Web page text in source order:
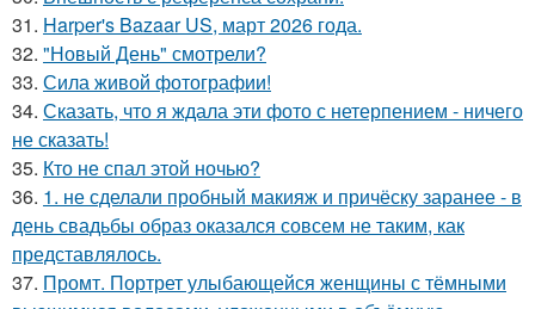
31. Harper's Bazaar US, март 2026 года.
32. "Новый День" смотрели?
33. Сила живой фотографии!
34. Сказать, что я ждала эти фото с нетерпением - ничего
не сказать!
35. Кто не спал этой ночью?
36. 1. не сделали пробный макияж и причёску заранее - в
день свадьбы образ оказался совсем не таким, как
представлялось.
37. Промт. Портрет улыбающейся женщины с тёмными